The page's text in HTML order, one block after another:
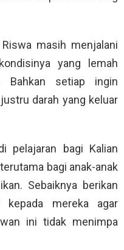
masih menjalani
yang lemah
Bahkan setiap ingin
darah yang keluar
pelajaran bagi Kalian
bagi anak-anak
Sebaiknya berikan
kepada mereka agar
ini tidak menimpa